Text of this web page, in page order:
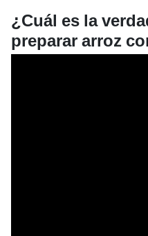
¿Cuál es la
preparar arroz